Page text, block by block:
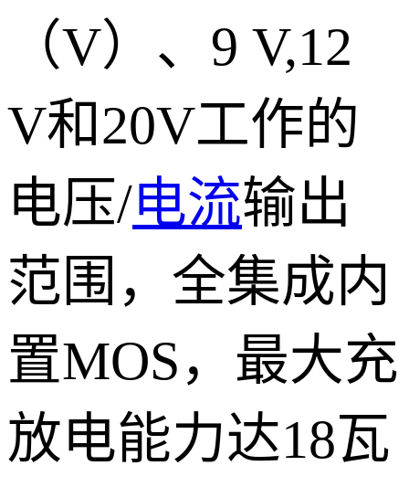
（V）、9 V,12
V和20V工作的
电压/电流输出
范围，全集成内
置MOS，最大充
放电能力达18瓦